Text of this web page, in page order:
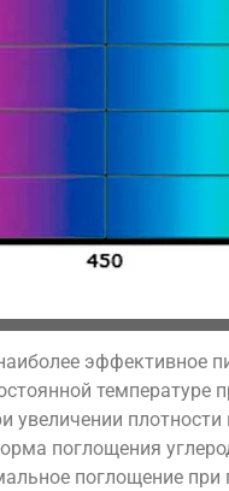
эффективное
температуре
увеличении
поглощения
поглощение при